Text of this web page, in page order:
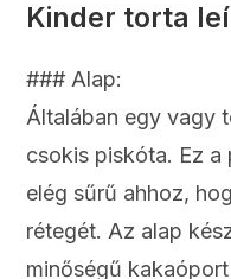
Kinder torta
### Alap:
Általában egy vagy
csokis piskóta. Ez
elég sűrű ahhoz,
rétegét. Az alap
minőségű